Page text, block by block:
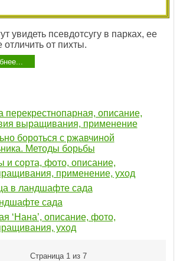
увидеть псевдотсугу в парках, ее
отличить от пихты.
перекрестнопарная, описание,
выращивания, применение
бороться с ржавчиной
Методы борьбы
и сорта, фото, описание,
применение, уход
в ландшафте сада
сада
‘Нана’, описание, фото,
уход
Страница 1 из 7